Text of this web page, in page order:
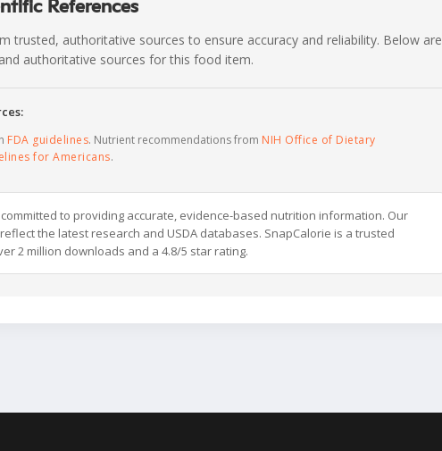
References
trusted, authoritative sources to ensure accuracy and reliability. Below are
authoritative sources for this food item.
FDA guidelines. Nutrient recommendations from NIH Office of Dietary
for Americans.
to providing accurate, evidence-based nutrition information. Our
the latest research and USDA databases. SnapCalorie is a trusted
2 million downloads and a 4.8/5 star rating.